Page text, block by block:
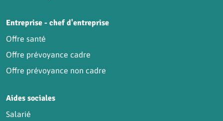
Entreprise - chef d'entreprise
Offre santé
Offre prévoyance cadre
Offre prévoyance non cadre
Aides sociales
Salarié